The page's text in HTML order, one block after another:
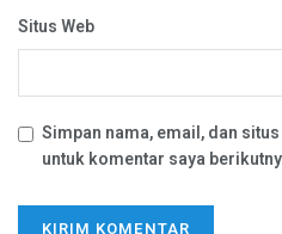
Situs Web
Simpan nama, email, dan
untuk komentar saya